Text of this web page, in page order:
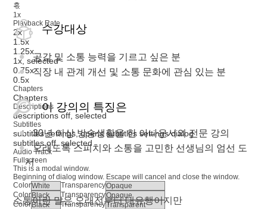
혻
1x
Playback Rate
2x
1.5x
1.25x
1x, selected
0.75x
0.5x
Chapters
Chapters
Descriptions
descriptions off , selected
Subtitles
subtitles settings, opens subtitles settings dialog
subtitles off, selected
Audio Track
Fullscreen
This is a modal window.
Beginning of dialog window. Escape will cancel and close the window.
Color
Transparency
Color
Transparency
Color
Transparency
수강대상
공감 및 소통 능력을 기르고 싶은 분
직장 내 관계 개선 및 소통 문화에 관심 있는 분
이 강의의 특징은
30년 이상 방송생활을 한 아나운서의 전문 강의
오래도록 스피치와 소통을 고민한 선생님의 엄선 도
서
소통이란 말은 오래전부터 대유행이지만